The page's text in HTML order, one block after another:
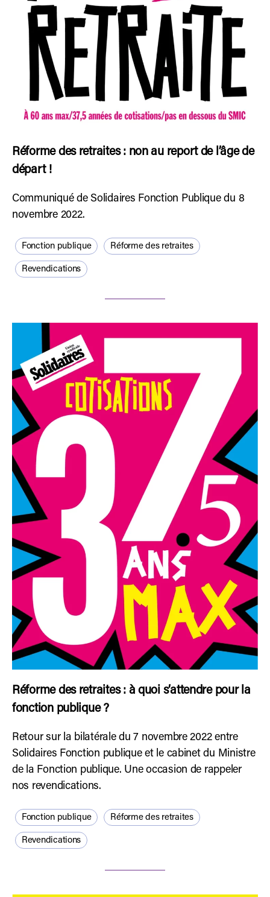
Réforme des retraites : non au report de l’âge de
départ !
Communiqué de Solidaires Fonction Publique du 8
novembre 2022.
Fonction publique Réforme des retraites
Revendications
Réforme des retraites : à quoi s’attendre pour la
fonction publique ?
Retour sur la bilatérale du 7 novembre 2022 entre
Solidaires Fonction publique et le cabinet du Ministre
de la Fonction publique. Une occasion de rappeler
nos revendications.
Fonction publique Réforme des retraites
Revendications